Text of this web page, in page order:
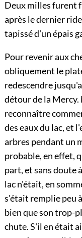
Deux milles furent
après le dernier
tapissé d'un épais
Pour revenir aux
obliquement le
redescendre
détour de la
reconnaître
des eaux du lac, et
arbres pendant un
probable, en effet,
part, et sans doute
lac n'était, en
s'était remplie peu
bien que son trop-
chute. S'il en était